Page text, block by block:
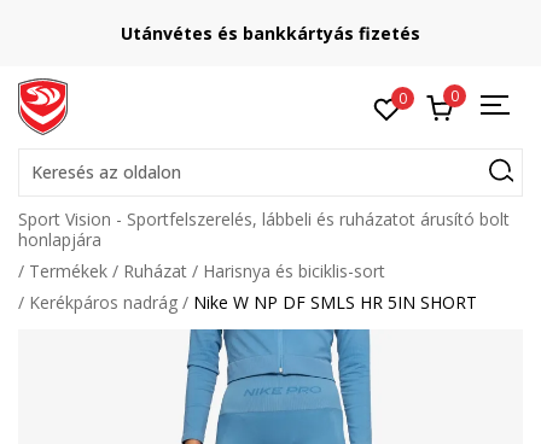
Utánvétes és bankkártyás fizetés
0 0
Keresés az oldalon
Sport Vision - Sportfelszerelés, lábbeli és ruházatot árusító bolt
honlapjára
Termékek
Ruházat
Harisnya és biciklis-sort
Kerékpáros nadrág
Nike W NP DF SMLS HR 5IN SHORT